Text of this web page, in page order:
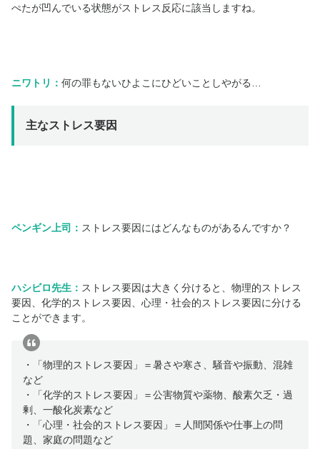
ぺたが凹んでいる状態がストレス反応に該当しますね。
ニワトリ： 何の罪もないひよこにひどいことしやがる…
主なストレス要因
ペンギン上司： ストレス要因にはどんなものがあるんですか？
ハシビロ先生： ストレス要因は大きく分けると、物理的ストレス
要因、化学的ストレス要因、心理・社会的ストレス要因に分ける
ことができます。
・「物理的ストレス要因」＝暑さや寒さ、騒音や振動、混雑
など
・「化学的ストレス要因」＝公害物質や薬物、酸素欠乏・過
剰、一酸化炭素など
・「心理・社会的ストレス要因」＝人間関係や仕事上の問
題、家庭の問題など